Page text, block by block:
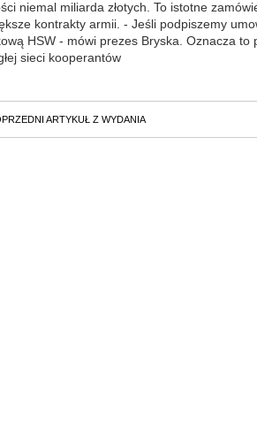
niemal miliarda złotych. To istotne
kontrakty armii. - Jeśli podpiszemy
HSW - mówi prezes Bryska. Oznacza
sieci kooperantów
ARTYKUŁ Z WYDANIA